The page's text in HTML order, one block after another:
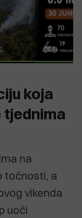
koja
tjednima
na
točnosti, a
vikenda
uoči